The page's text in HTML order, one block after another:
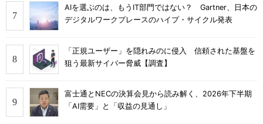
AIを選ぶのは、もうIT部門ではない？ Gartner、日本の
デジタルワークプレースのハイプ・サイクル発表
「正規ユーザー」を隠れみのに侵入 信頼された基盤を
狙う最新サイバー脅威【調査】
富士通とNECの決算会見から読み解く、2026年下半期
「AI需要」と「収益の見通し」